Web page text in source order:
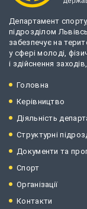
Департамент
підрозділом
забезпечує на
у сфері молоді,
і здійснення
Головна
Керівництво
Діяльність
Структурні
Документи та
Спорт
Організації
Контакти